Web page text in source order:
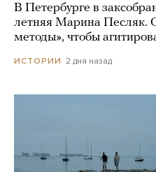
В Петербурге в
летняя Марина Песляк.
методы», чтобы
ИСТОРИИ 2 дня назад